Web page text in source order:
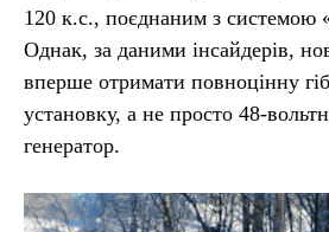
120 к.с., поєднаним з системою
Однак, за даними інсайдерів,
вперше отримати повноцінну
установку, а не просто 48-
генератор.